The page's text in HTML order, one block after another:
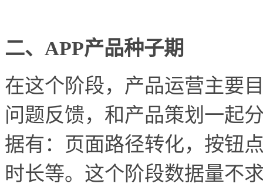
二、APP产品种子期
在这个阶段，产品运营主要
问题反馈，和产品策划一起
据有：页面路径转化，按钮
时长等。这个阶段数据量不